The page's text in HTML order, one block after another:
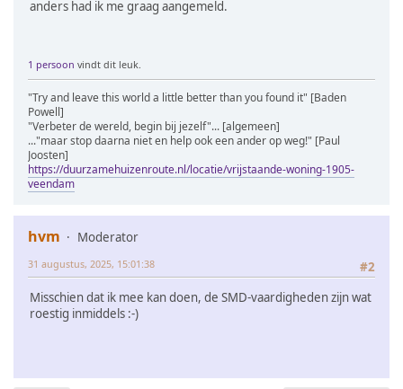
anders had ik me graag aangemeld.
1 persoon vindt dit leuk.
"Try and leave this world a little better than you found it" [Baden
Powell]
"Verbeter de wereld, begin bij jezelf"... [algemeen]
..."maar stop daarna niet en help ook een ander op weg!" [Paul
Joosten]
https://duurzamehuizenroute.nl/locatie/vrijstaande-woning-1905-
veendam
hvm
Moderator
#2
31 augustus, 2025, 15:01:38
Misschien dat ik mee kan doen, de SMD-vaardigheden zijn wat
roestig inmiddels :-)